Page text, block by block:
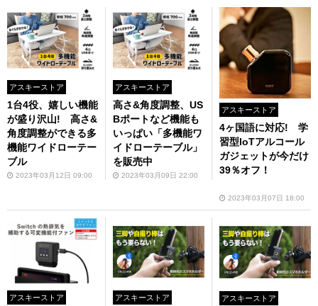
アスキーストア
1台4役、嬉しい機能
が盛り沢山! 高さ&
角度調整ができる多
機能ワイドローテー
ブル
2023年03月12日 09:00
アスキーストア
高さ&角度調整、US
Bポートなど機能も
いっぱい「多機能ワ
イドローテーブル」
を販売中
2023年03月09日 22:00
アスキーストア
4ヶ国語に対応! 学
習型IoTアルコール
ガジェットが今だけ
39％オフ！
2023年03月07日 18:00
アスキーストア アスキーストア アスキーストア